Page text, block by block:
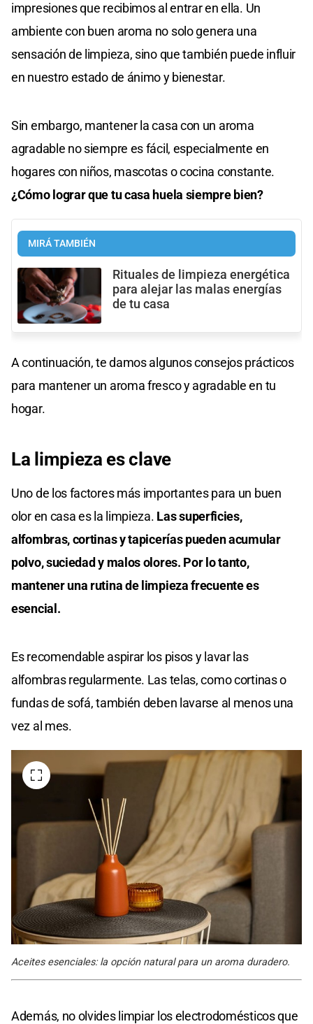
impresiones que recibimos al entrar en ella. Un
ambiente con buen aroma no solo genera una
sensación de limpieza, sino que también puede influir
en nuestro estado de ánimo y bienestar.
Sin embargo, mantener la casa con un aroma
agradable no siempre es fácil, especialmente en
hogares con niños, mascotas o cocina constante.
¿Cómo lograr que tu casa huela siempre bien?
MIRÁ TAMBIÉN
Rituales de limpieza energética
para alejar las malas energías
de tu casa
A continuación, te damos algunos consejos prácticos
para mantener un aroma fresco y agradable en tu
hogar.
La limpieza es clave
Uno de los factores más importantes para un buen
olor en casa es la limpieza. Las superficies,
alfombras, cortinas y tapicerías pueden acumular
polvo, suciedad y malos olores. Por lo tanto,
mantener una rutina de limpieza frecuente es
esencial.
Es recomendable aspirar los pisos y lavar las
alfombras regularmente. Las telas, como cortinas o
fundas de sofá, también deben lavarse al menos una
vez al mes.
Aceites esenciales: la opción natural para un aroma duradero.
Además, no olvides limpiar los electrodomésticos que